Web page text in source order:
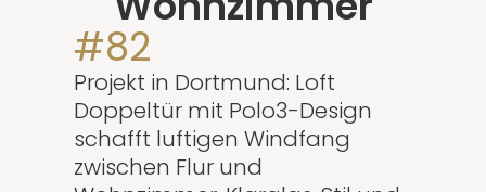
#82
Projekt in Dortmund: Loft
Doppeltür mit Polo3-Design
schafft luftigen Windfang
zwischen Flur und